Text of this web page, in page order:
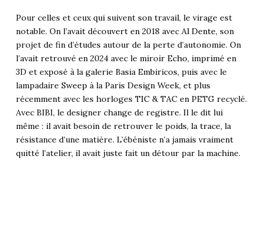
Pour celles et ceux qui suivent son travail, le virage est
notable. On l’avait découvert en 2018 avec Al Dente, son
projet de fin d’études autour de la perte d’autonomie. On
l’avait retrouvé en 2024 avec le miroir Echo, imprimé en
3D et exposé à la galerie Basia Embiricos, puis avec le
lampadaire Sweep à la Paris Design Week, et plus
récemment avec les horloges TIC & TACen PETG recyclé.
Avec BIBI, le designer change de registre. Il le dit lui
même : il avait besoin de retrouver le poids, la trace, la
résistance d’une matière. L’ébéniste n’a jamais vraiment
quitté l’atelier, il avait juste fait un détour par la machine.